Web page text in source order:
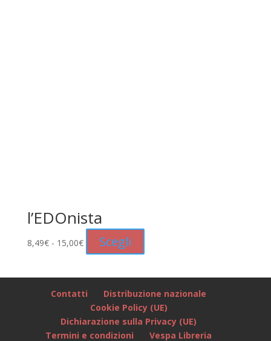
l’EDOnista
8,49€ - 15,00€Fascia
di
da
8,49€
15,00€
Scegli
prodotto
più
varianti.
Le
opzioni
possono
Contatti
Distribuzione nazionale
Cookie Policy (UE)
Dichiarazione sulla Privacy (UE)
Termini e condizioni
Vespa Libreria